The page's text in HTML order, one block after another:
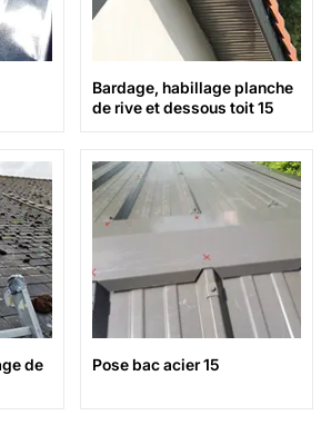
Bardage, habillage planche
de rive et dessous toit 15
de
Pose bac acier 15